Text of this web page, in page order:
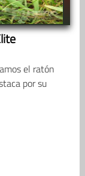
el ratón
por su